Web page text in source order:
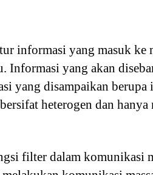
informasi yang masuk ke
Informasi yang akan
yang disampaikan
heterogen dan
filter dalam komunikasi